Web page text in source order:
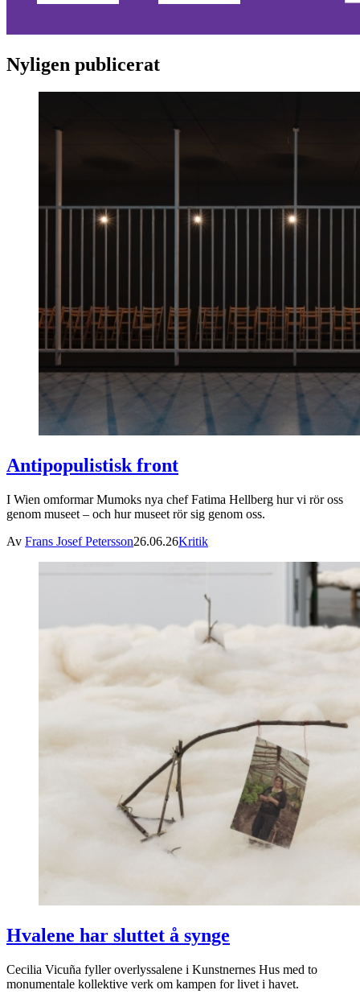
Nyligen publicerat
Antipopulistisk front
I Wien omformar Mumoks nya chef Fatima Hellberg hur vi rör oss
genom museet – och hur museet rör sig genom oss.
Av Frans Josef Petersson26.06.26Kritik
Hvalene har sluttet å synge
Cecilia Vicuña fyller overlyssalene i Kunstnernes Hus med to
monumentale kollektive verk om kampen for livet i havet.